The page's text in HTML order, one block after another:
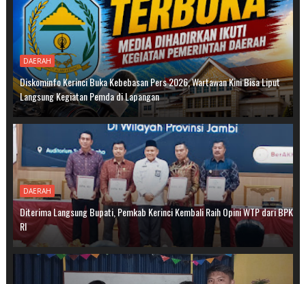
DAERAH
Diskominfo Kerinci Buka Kebebasan Pers 2026, Wartawan Kini Bisa Liput
Langsung Kegiatan Pemda di Lapangan
DAERAH
Diterima Langsung Bupati, Pemkab Kerinci Kembali Raih Opini WTP dari BPK
RI